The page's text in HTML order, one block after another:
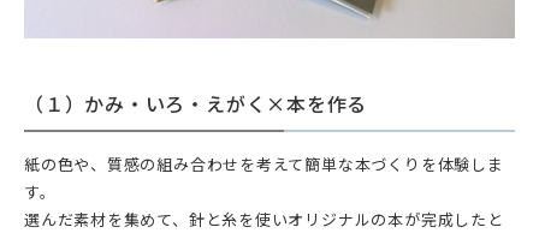
（１）かみ・いろ・えがく×本を作る
紙の色や、質感の組み合わせを考えて簡単な本づくりを体験しま
す。
選んだ素材を集めて、針と糸を使いオリジナルの本が完成したと